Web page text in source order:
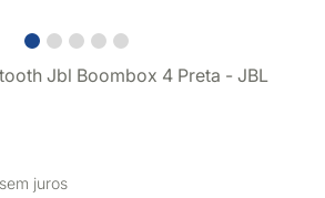
Jbl Boombox 4 Preta - JBL
sem juros